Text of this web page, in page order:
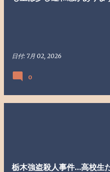
日付: 7月 02, 2026
0
栃木強盗殺人事件…高校生